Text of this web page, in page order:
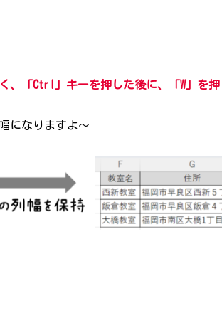
Ctrl」キーを押した後に、「W」を押
になりますよ～